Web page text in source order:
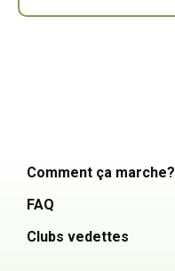
Comment ça marche?
FAQ
Clubs vedettes